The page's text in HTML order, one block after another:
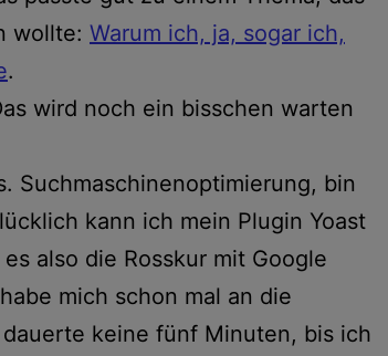
wollte: Warum ich, ja, sogar ich,
.
wird noch ein bisschen warten
Suchmaschinenoptimierung, bin
kann ich mein Plugin Yoast
also die Rosskur mit Google
mich schon mal an die
keine fünf Minuten, bis ich